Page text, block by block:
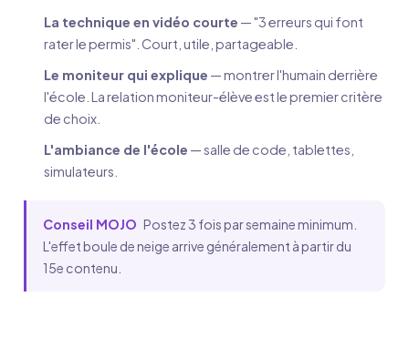
La technique en vidéo courte — "3 erreurs qui font
rater le permis". Court, utile, partageable.
Le moniteur qui explique — montrer l'humain derrière
l'école. La relation moniteur-élève est le premier critère
de choix.
L'ambiance de l'école — salle de code, tablettes,
simulateurs.
Conseil MOJO Postez 3 fois par semaine minimum.
L'effet boule de neige arrive généralement à partir du
15e contenu.